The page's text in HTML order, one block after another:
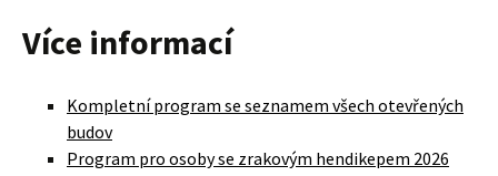
Více informací
Kompletní program se seznamem všech otevřených
budov
Program pro osoby se zrakovým hendikepem 2026